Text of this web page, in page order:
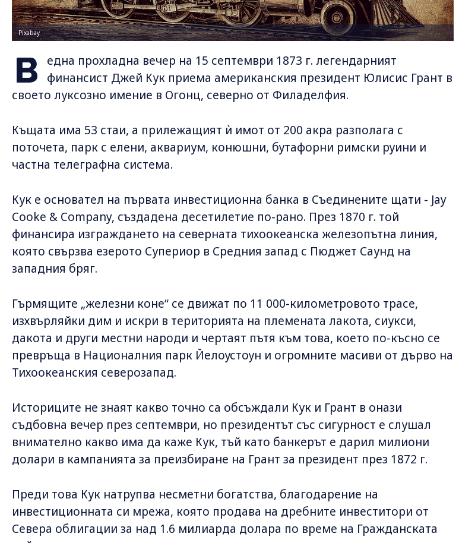
Pixabay
В
една прохладна вечер на 15 септември 1873 г. легендарният
финансист Джей Кук приема американския президент Юлисис Грант в
своето луксозно имение в Огонц, северно от Филаделфия.
Къщата има 53 стаи, а прилежащият ѝ имот от 200 акра разполага с
поточета, парк с елени, аквариум, конюшни, бутафорни римски руини и
частна телеграфна система.
Кук е основател на първата инвестиционна банка в Съединените щати - Jay
Cooke & Company, създадена десетилетие по-рано. През 1870 г. той
финансира изграждането на северната тихоокеанска железопътна линия,
която свързва езерото Супериор в Средния запад с Пюджет Саунд на
западния бряг.
Гърмящите „железни коне“ се движат по 11 000-километровото трасе,
изхвърляйки дим и искри в територията на племената лакота, сиукси,
дакота и други местни народи и чертаят пътя към това, което по-късно се
превръща в Националния парк Йелоустоун и огромните масиви от дърво на
Тихоокеанския северозапад.
Историците не знаят какво точно са обсъждали Кук и Грант в онази
съдбовна вечер през септември, но президентът със сигурност е слушал
внимателно какво има да каже Кук, тъй като банкерът е дарил милиони
долари в кампанията за преизбиране на Грант за президент през 1872 г.
Преди това Кук натрупва несметни богатства, благодарение на
инвестиционната си мрежа, която продава на дребните инвеститори от
Севера облигации за над 1.6 милиарда долара по време на Гражданската